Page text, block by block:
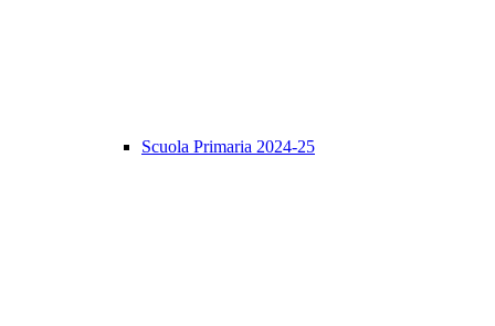
Scuola Primaria 2024-25